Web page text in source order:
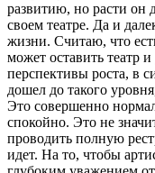
развитию, но расти он
своем театре. Да и
жизни. Считаю, что
может оставить театр
перспективы роста, в
дошел до такого
Это совершенно
спокойно. Это не
проводить полную
идет. На то, чтобы